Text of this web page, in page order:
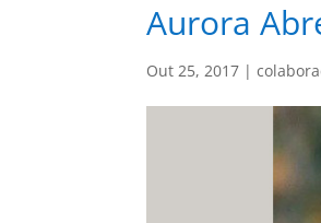
Aurora
Out 25, 2017 |